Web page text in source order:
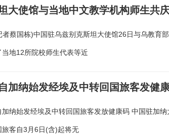
大使馆与当地中文教学机构师生共
蔡国栋)中国驻乌兹别克斯坦大使馆26日与乌教育
地12所院校师生代表等近
加纳始发经埃及中转回国旅客发健
纳始发经埃及中转回国旅客发放健康码 中国驻加
客自3月6日(含)起将无